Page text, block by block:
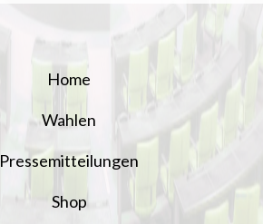
Home
Wahlen
Pressemitteilungen
Shop